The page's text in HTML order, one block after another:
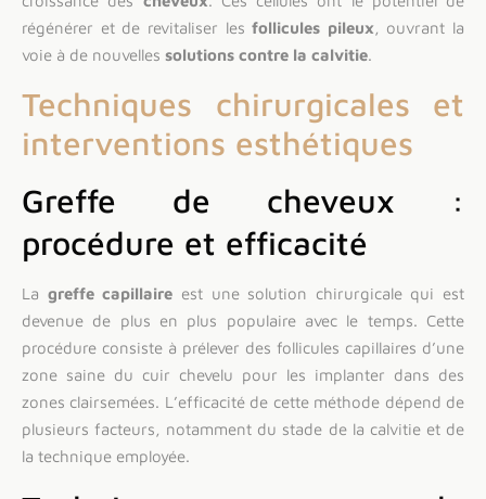
régénérer et de revitaliser lesfollicules pileux, ouvrant la
voie à de nouvelles solutions contre la calvitie.
Techniques chirurgicales et
interventions esthétiques
Greffe de cheveux :
procédure et efficacité
La greffe capillaire est une solution chirurgicale qui est
devenue de plus en plus populaire avec le temps. Cette
procédure consiste à prélever des follicules capillaires d’une
zone saine du cuir chevelu pour les implanter dans des
zones clairsemées. L’efficacité de cette méthode dépend de
plusieurs facteurs, notamment du stade de la calvitie et de
la technique employée.